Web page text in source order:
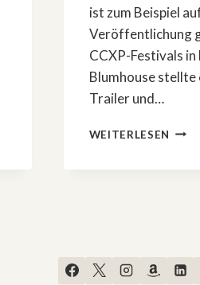
ist zum Beispiel
Veröffentlichung
CCXP-Festivals
Blumhouse stellte
Trailer und…
WEITERLESEN
2«